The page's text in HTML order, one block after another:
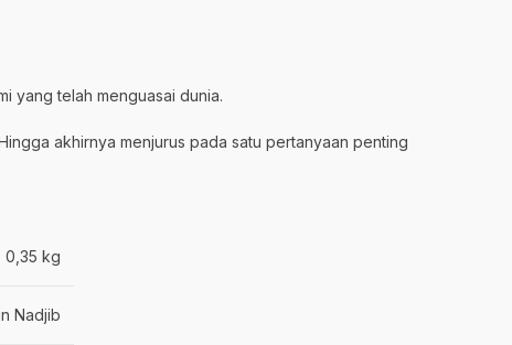
yang telah menguasai dunia.
akhirnya menjurus pada satu pertanyaan penting
0,35 kg
Nadjib